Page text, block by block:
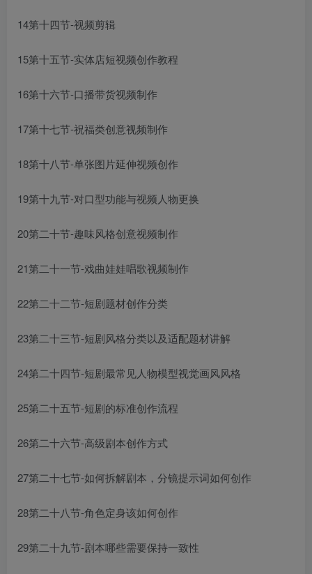
14第十四节-视频剪辑
15第十五节-实体店短视频创作教程
16第十六节-口播带货视频制作
17第十七节-祝福类创意视频制作
18第十八节-单张图片延伸视频创作
19第十九节-对口型功能与视频人物更换
20第二十节-趣味风格创意视频制作
21第二十一节-戏曲娃娃唱歌视频制作
22第二十二节-短剧题材创作分类
23第二十三节-短剧风格分类以及适配题材讲解
24第二十四节-短剧最常见人物模型视觉画风风格
25第二十五节-短剧的标准创作流程
26第二十六节-高级剧本创作方式
27第二十七节-如何拆解剧本，分镜提示词如何创作
28第二十八节-角色定身该如何创作
29第二十九节-剧本哪些需要保持一致性